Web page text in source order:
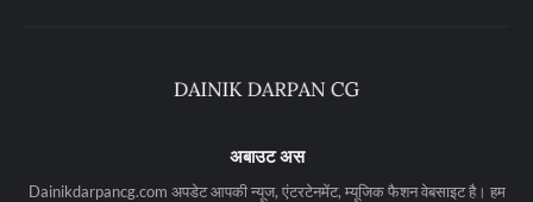
अबाउट अस
Dainikdarpancg.com अपडेट आपकी न्यूज, एंटरटेनमेंट, म्यूजिक फैशन वेबसाइट है। हम